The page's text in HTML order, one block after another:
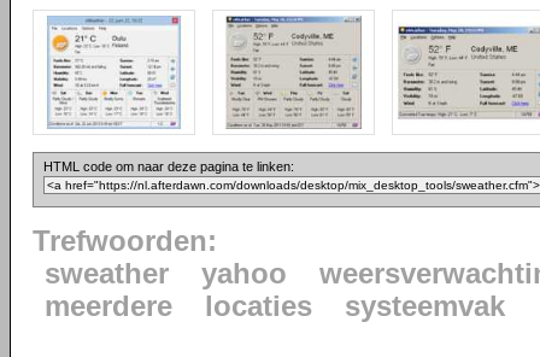
HTML code om naar deze pagina te linken:
Trefwoorden:
sweather
yahoo
meerdere
locaties systeemvak